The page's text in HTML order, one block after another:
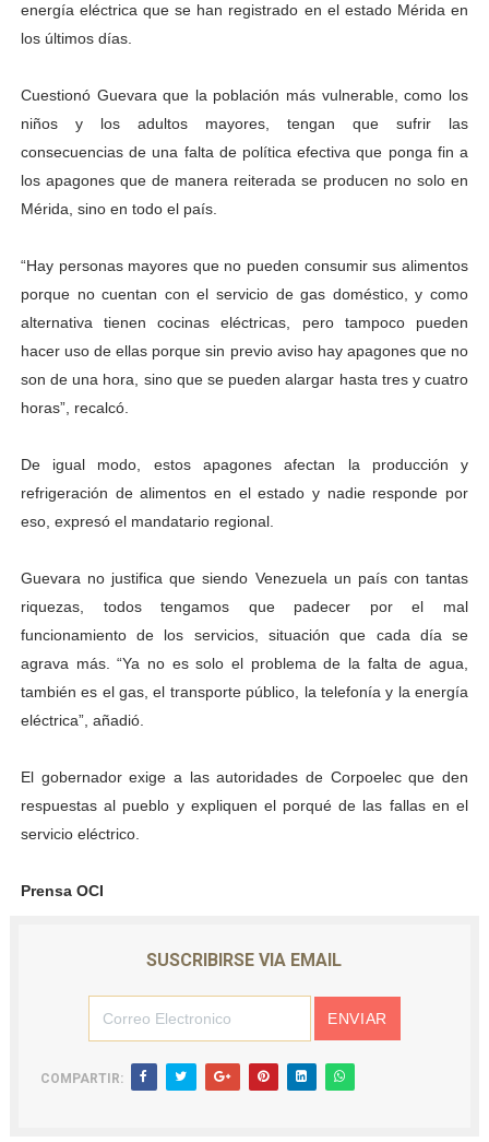
energía eléctrica que se han registrado en el estado Mérida en
los últimos días.
Cuestionó Guevara que la población más vulnerable, como los
niños y los adultos mayores, tengan que sufrir las
consecuencias de una falta de política efectiva que ponga fin a
los apagones que de manera reiterada se producen no solo en
Mérida, sino en todo el país.
“Hay personas mayores que no pueden consumir sus alimentos
porque no cuentan con el servicio de gas doméstico, y como
alternativa tienen cocinas eléctricas, pero tampoco pueden
hacer uso de ellas porque sin previo aviso hay apagones que no
son de una hora, sino que se pueden alargar hasta tres y cuatro
horas”, recalcó.
De igual modo, estos apagones afectan la producción y
refrigeración de alimentos en el estado y nadie responde por
eso, expresó el mandatario regional.
Guevara no justifica que siendo Venezuela un país con tantas
riquezas, todos tengamos que padecer por el mal
funcionamiento de los servicios, situación que cada día se
agrava más. “Ya no es solo el problema de la falta de agua,
también es el gas, el transporte público, la telefonía y la energía
eléctrica”, añadió.
El gobernador exige a las autoridades de Corpoelec que den
respuestas al pueblo y expliquen el porqué de las fallas en el
servicio eléctrico.
Prensa OCI
SUSCRIBIRSE VIA EMAIL
COMPARTIR: